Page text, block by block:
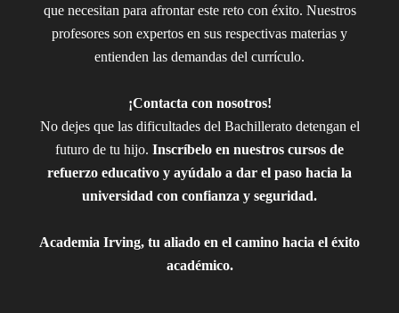
que necesitan para afrontar este reto con éxito. Nuestros
profesores son expertos en sus respectivas materias y
entienden las demandas del currículo.
¡Contacta con nosotros!
No dejes que las dificultades del Bachillerato detengan el
futuro de tu hijo. Inscríbelo en nuestros cursos de
refuerzo educativo y ayúdalo a dar el paso hacia la
universidad con confianza y seguridad.
Academia Irving, tu aliado en el camino hacia el éxito
académico.